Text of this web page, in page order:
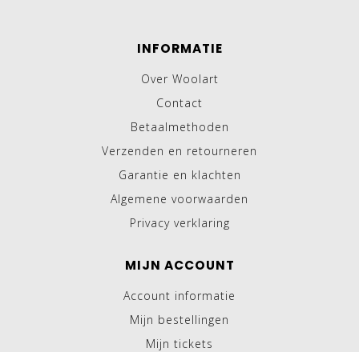
INFORMATIE
Over Woolart
Contact
Betaalmethoden
Verzenden en retourneren
Garantie en klachten
Algemene voorwaarden
Privacy verklaring
MIJN ACCOUNT
Account informatie
Mijn bestellingen
Mijn tickets